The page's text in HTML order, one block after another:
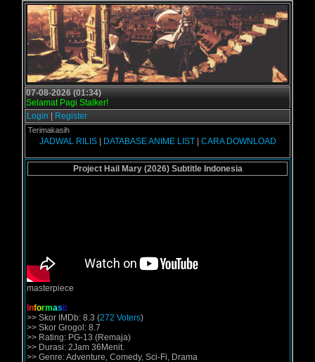
07-08-2026 (01:34)
Selamat Pagi Stalker!
Login
Register
Terimakasih
JADWAL RILIS| DATABASE ANIME LIST| CARA DOWNLOAD
Project Hail Mary (2026) Subtitle Indonesia
masterpiece
nformasi:
>> Skor IMDb: 8.3 (272 Voters)
>> Skor Grogol: 8.7
>> Rating: PG-13 (Remaja)
>> Durasi: 2Jam 36Menit.
>> Genre: Adventure, Comedy, Sci-Fi, Drama